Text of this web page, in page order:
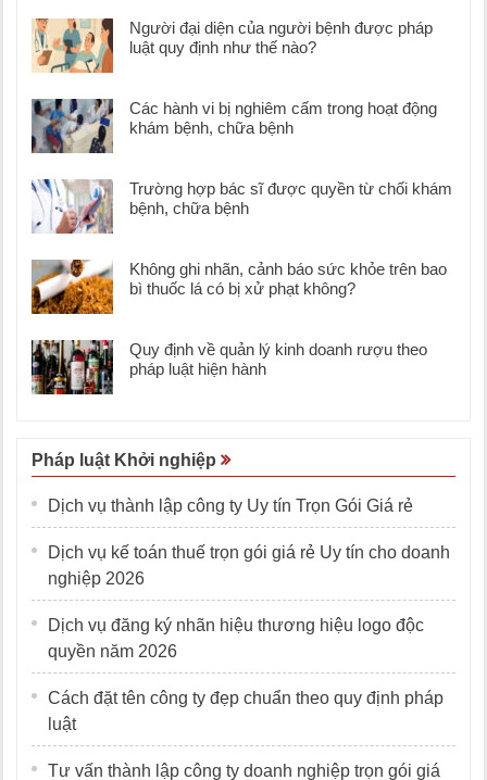
Người đại diện của người bệnh được pháp
luật quy định như thế nào?
Các hành vi bị nghiêm cấm trong hoạt động
khám bệnh, chữa bệnh
Trường hợp bác sĩ được quyền từ chối khám
bệnh, chữa bệnh
Không ghi nhãn, cảnh báo sức khỏe trên bao
bì thuốc lá có bị xử phạt không?
Quy định về quản lý kinh doanh rượu theo
pháp luật hiện hành
Pháp luật Khởi nghiệp
Dịch vụ thành lập công ty Uy tín Trọn Gói Giá rẻ
Dịch vụ kế toán thuế trọn gói giá rẻ Uy tín cho doanh
nghiệp 2026
Dịch vụ đăng ký nhãn hiệu thương hiệu logo độc
quyền năm 2026
Cách đặt tên công ty đẹp chuẩn theo quy định pháp
luật
Tư vấn thành lập công ty doanh nghiệp trọn gói giá